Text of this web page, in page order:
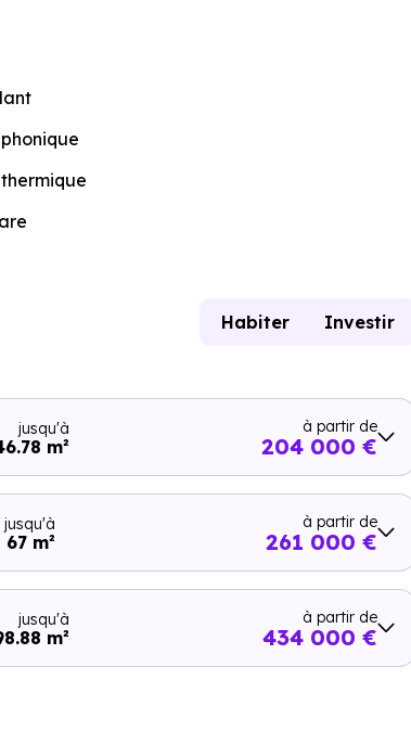
Habiter Investir
jusqu'à
m²
à partir de
204 000 €
jusqu'à
67 m²
à partir de
261 000 €
jusqu'à
m²
à partir de
434 000 €